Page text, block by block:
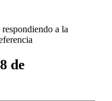
a la
de